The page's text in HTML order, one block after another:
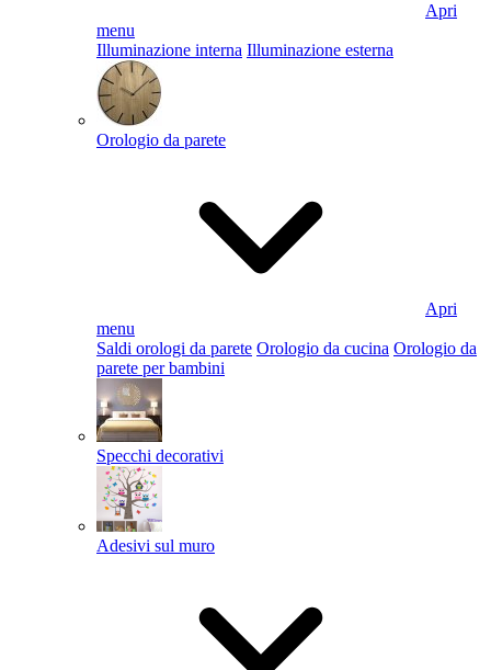
Apri
menu
Illuminazione interna Illuminazione esterna
Orologio da parete
Apri
menu
Saldi orologi da parete Orologio da cucina Orologio da
parete per bambini
Specchi decorativi
Adesivi sul muro